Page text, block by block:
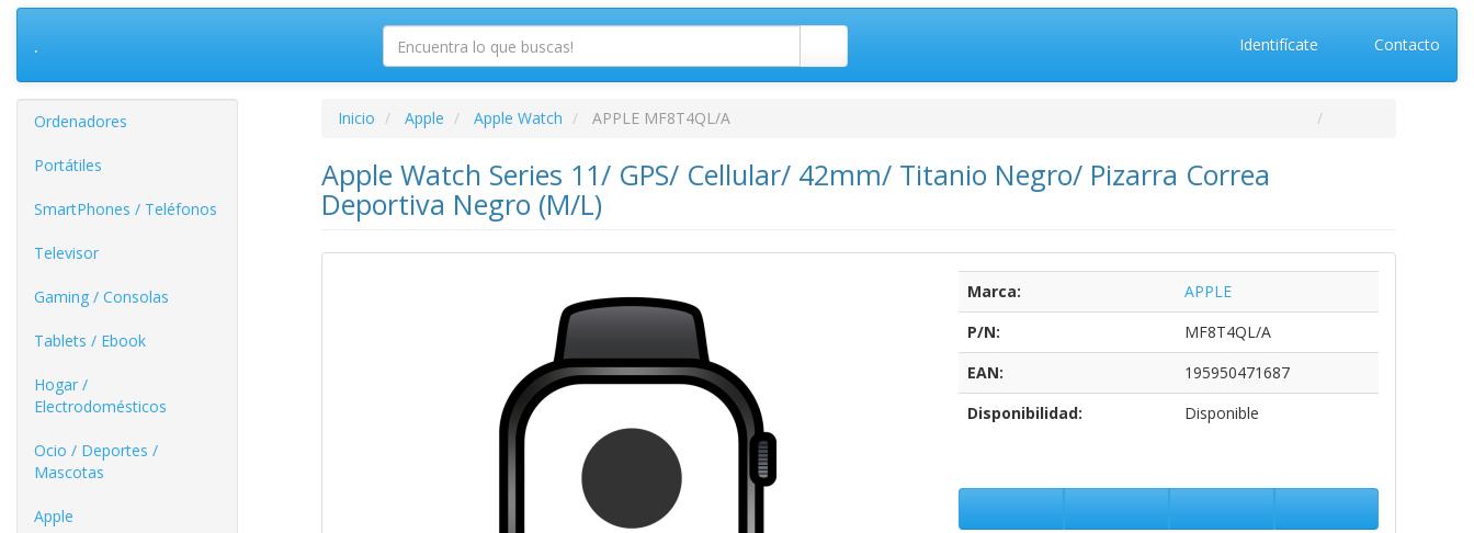
. Identifícate Contacto
Ordenadores
Portátiles
SmartPhones / Teléfonos
Televisor
Gaming / Consolas
Tablets / Ebook
Hogar /
Electrodomésticos
Ocio / Deportes /
Mascotas
Apple
Inicio Apple Apple Watch APPLE MF8T4QL/A
Apple Watch Series 11/ GPS/ Cellular/ 42mm/ Titanio Negro/ Pizarra Correa
Deportiva Negro (M/L)
Marca:
APPLE
P/N:
MF8T4QL/A
EAN:
195950471687
Disponibilidad:
Disponible